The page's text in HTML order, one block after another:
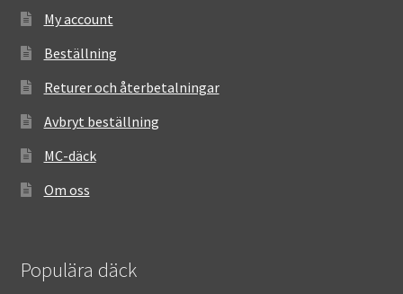
My account
Beställning
Returer och återbetalningar
Avbryt beställning
MC-däck
Om oss
Populära däck